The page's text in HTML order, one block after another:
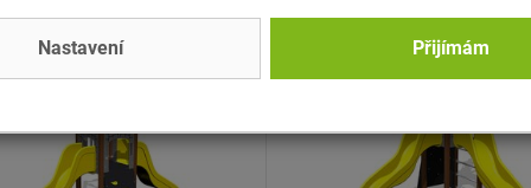
hrad UNH1039K -
Novinka
Herní sestava hrad
Nastavení Přijímám